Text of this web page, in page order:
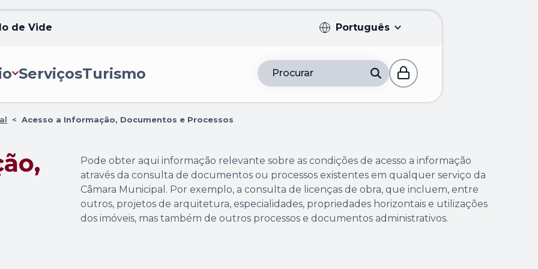
de Vide Português
Português
English
Deutsch
ServiçosTurismo Procurar
< Acesso a Informação, Documentos e Processos
Pode obter aqui informação relevante sobre as condições de acesso a informação
através da consulta de documentos ou processos existentes em qualquer serviço da
Câmara Municipal. Por exemplo, a consulta de licenças de obra, que incluem, entre
outros, projetos de arquitetura, especialidades, propriedades horizontais e utilizações
dos imóveis, mas também de outros processos e documentos administrativos.